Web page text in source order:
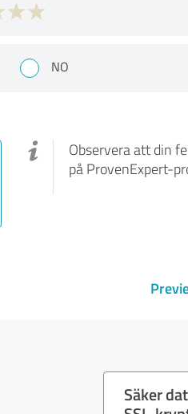
NO
Observera att din
på ProvenExpert-
Säker